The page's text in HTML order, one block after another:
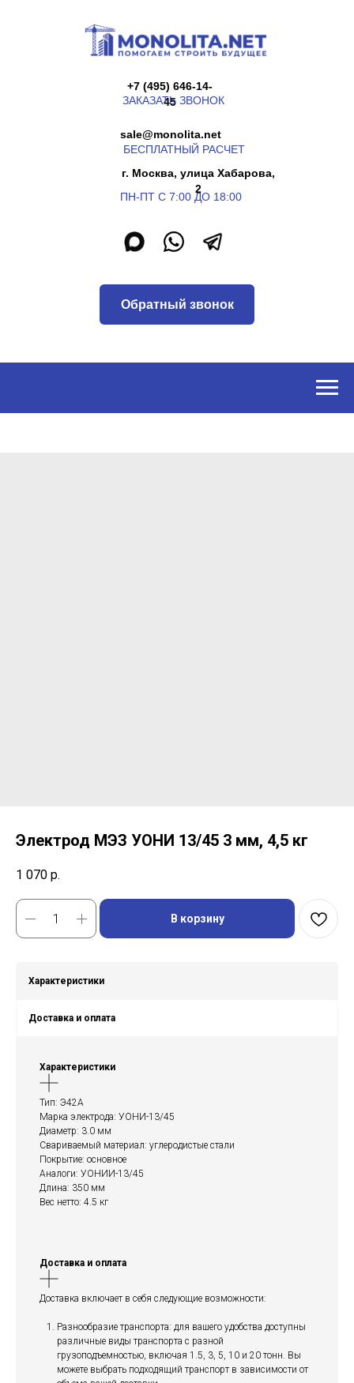
г. Москва, улица Хабарова,
ПН-ПТ С 7:00 ДО 18:00
45
ЗАКАЗАТЬ ЗВОНОК
БЕСПЛАТНЫЙ РАСЧЕТ
Электрод МЭЗ УОНИ 13/45 3 мм, 4,5 кг
1 070 р.
В корзину
Характеристики
Доставка и оплата
Характеристики
Тип: Э42А
Марка электрода: УОНИ-13/45
Диаметр: 3.0 мм
Свариваемый материал: углеродистые стали
Покрытие: основное
Аналоги: УОНИИ-13/45
Длина: 350 мм
Вес нетто: 4.5 кг
Доставка и оплата
Доставка включает в себя следующие возможности:
Разнообразие транспорта: для вашего удобства доступны
различные виды транспорта с разной
грузоподъемностью, включая 1.5, 3, 5, 10 и 20 тонн. Вы
можете выбрать подходящий транспорт в зависимости от